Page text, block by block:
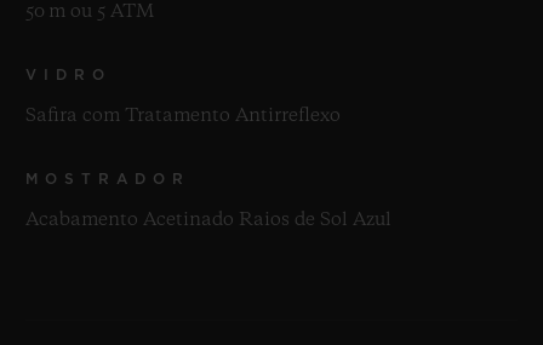
50 m ou 5 ATM
VIDRO
Safira com Tratamento Antirreflexo
MOSTRADOR
Acabamento Acetinado Raios de Sol Azul